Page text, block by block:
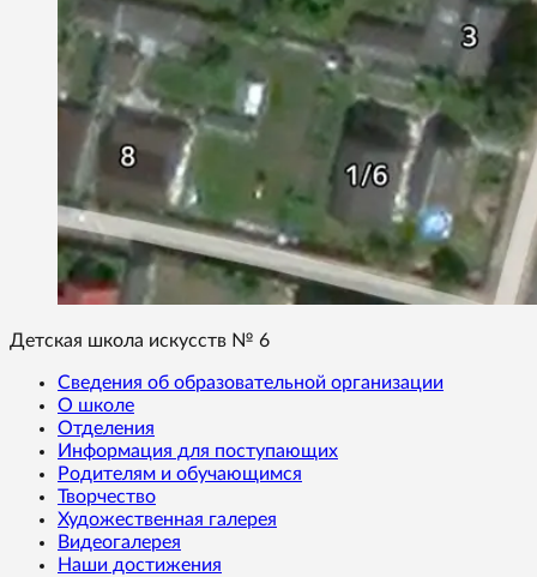
Детская школа искусств № 6
Сведения об образовательной организации
О школе
Отделения
Информация для поступающих
Родителям и обучающимся
Творчество
Художественная галерея
Видеогалерея
Наши достижения